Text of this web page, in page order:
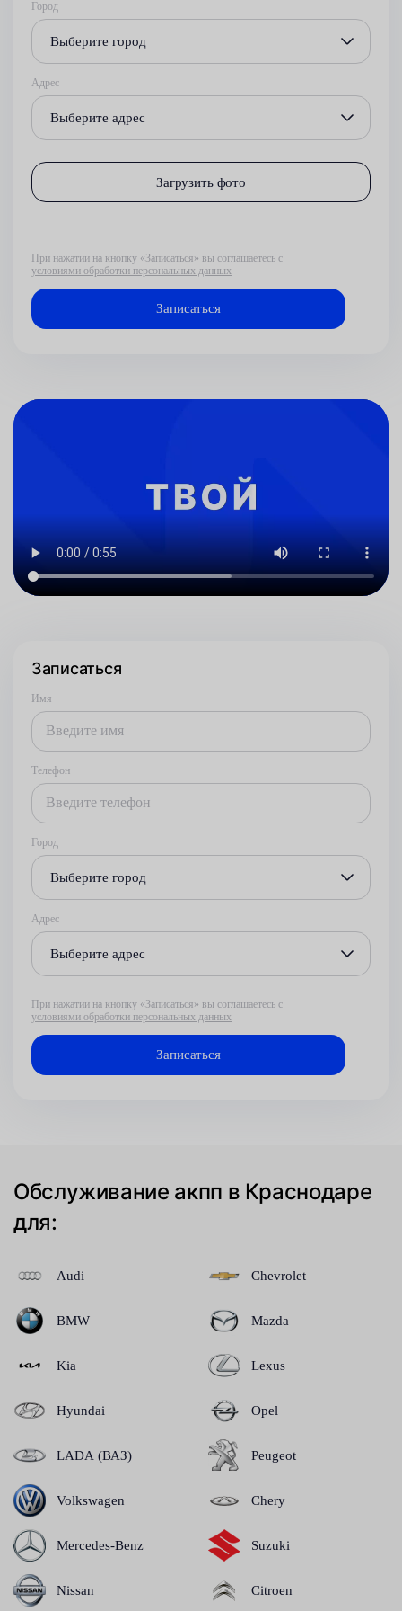
Город
Выберите город
Адрес
Выберите адрес
Загрузить фото
При нажатии на кнопку «Записаться» вы соглашаетесь с
условиями обработки персональных данных
Записаться
Имя
Телефон
Город
Выберите город
Адрес
Выберите адрес
При нажатии на кнопку «Записаться» вы соглашаетесь с
условиями обработки персональных данных
Обслуживание акпп в Краснодаре
для:
Audi
BMW
Kia
Hyundai
LADA (ВАЗ)
Volkswagen
Mercedes-Benz
Nissan
Chevrolet
Mazda
Lexus
Opel
Peugeot
Chery
Suzuki
Citroen